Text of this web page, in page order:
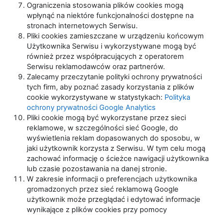
Ograniczenia stosowania plików cookies mogą
wpłynąć na niektóre funkcjonalności dostępne na
stronach internetowych Serwisu.
Pliki cookies zamieszczane w urządzeniu końcowym
Użytkownika Serwisu i wykorzystywane mogą być
również przez współpracujących z operatorem
Serwisu reklamodawców oraz partnerów.
Zalecamy przeczytanie polityki ochrony prywatności
tych firm, aby poznać zasady korzystania z plików
cookie wykorzystywane w statystykach: Polityka
ochrony prywatności Google Analytics
Pliki cookie mogą być wykorzystane przez sieci
reklamowe, w szczególności sieć Google, do
wyświetlenia reklam dopasowanych do sposobu, w
jaki użytkownik korzysta z Serwisu. W tym celu mogą
zachować informację o ścieżce nawigacji użytkownika
lub czasie pozostawania na danej stronie.
W zakresie informacji o preferencjach użytkownika
gromadzonych przez sieć reklamową Google
użytkownik może przeglądać i edytować informacje
wynikające z plików cookies przy pomocy